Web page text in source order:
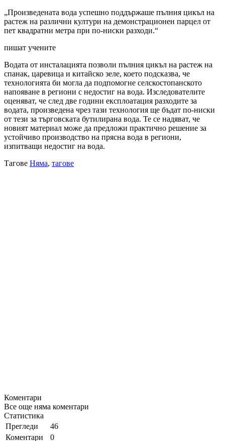
„Произведената вода успешно поддържаше пълния цикъл на
растеж на различни култури на демонстрационен парцел от
пет квадратни метра при по-ниски разходи.“
пишат учените
Водата от инсталацията позволи пълния цикъл на растеж на
спанак, царевица и китайско зеле, което подсказва, че
технологията би могла да подпомогне селскостопанското
напояване в региони с недостиг на вода. Изследователите
оценяват, че след две години експлоатация разходите за
водата, произведена чрез тази технология ще бъдат по-ниски
от тези за търговската бутилирана вода. Те се надяват, че
новият материал може да предложи практично решение за
устойчиво производство на прясна вoда в региони,
изпитващи недостиг на вода.
Тагове Няма, тагове
Коментари
Все още няма коментари
Статистика
Прегледи
46
Коментари
0